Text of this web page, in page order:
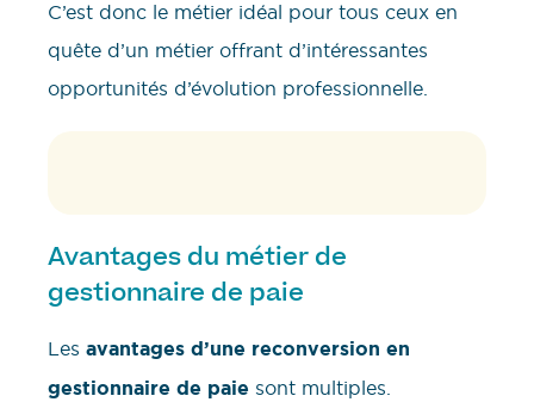
C’est donc le métier idéal pour tous ceux en
quête d’un métier offrant d’intéressantes
opportunités d’évolution professionnelle.
Avantages du métier de
gestionnaire de paie
Les avantages d’une reconversion en
gestionnaire de paie sont multiples.